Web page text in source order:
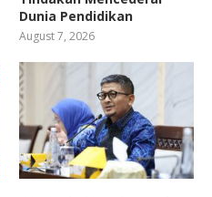
Dunia Pendidikan
August 7, 2026